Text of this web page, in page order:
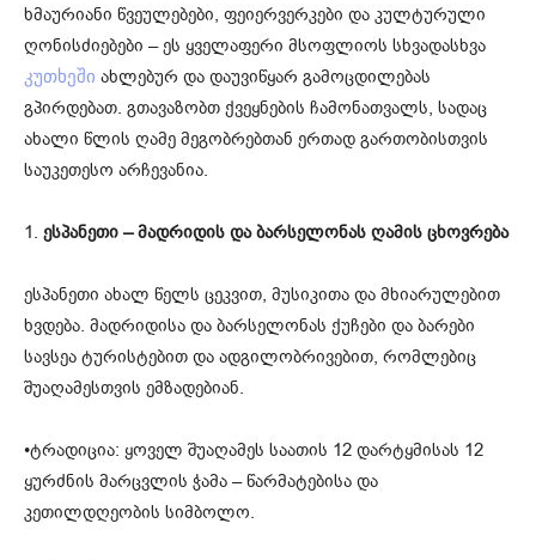
ხმაურიანი წვეულებები, ფეიერვერკები და კულტურული
ღონისძიებები – ეს ყველაფერი მსოფლიოს სხვადასხვა
კუთხეში ახლებურ და დაუვიწყარ გამოცდილებას
გპირდებათ. გთავაზობთ ქვეყნების ჩამონათვალს, სადაც
ახალი წლის ღამე მეგობრებთან ერთად გართობისთვის
საუკეთესო არჩევანია.
1. ესპანეთი – მადრიდის და ბარსელონას ღამის ცხოვრება
ესპანეთი ახალ წელს ცეკვით, მუსიკითა და მხიარულებით
ხვდება. მადრიდისა და ბარსელონას ქუჩები და ბარები
სავსეა ტურისტებით და ადგილობრივებით, რომლებიც
შუაღამესთვის ემზადებიან.
•ტრადიცია: ყოველ შუაღამეს საათის 12 დარტყმისას 12
ყურძნის მარცვლის ჭამა – წარმატებისა და
კეთილდღეობის სიმბოლო.